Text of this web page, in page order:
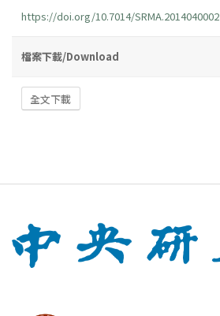
https://doi.org/10.7014/SRMA.2014040002
檔案下載/Download
全文下載